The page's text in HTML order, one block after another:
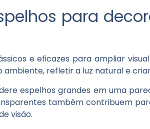
para
e eficazes para ampliar
refletir a luz natural e
espelhos grandes em uma
também contribuem
visão.